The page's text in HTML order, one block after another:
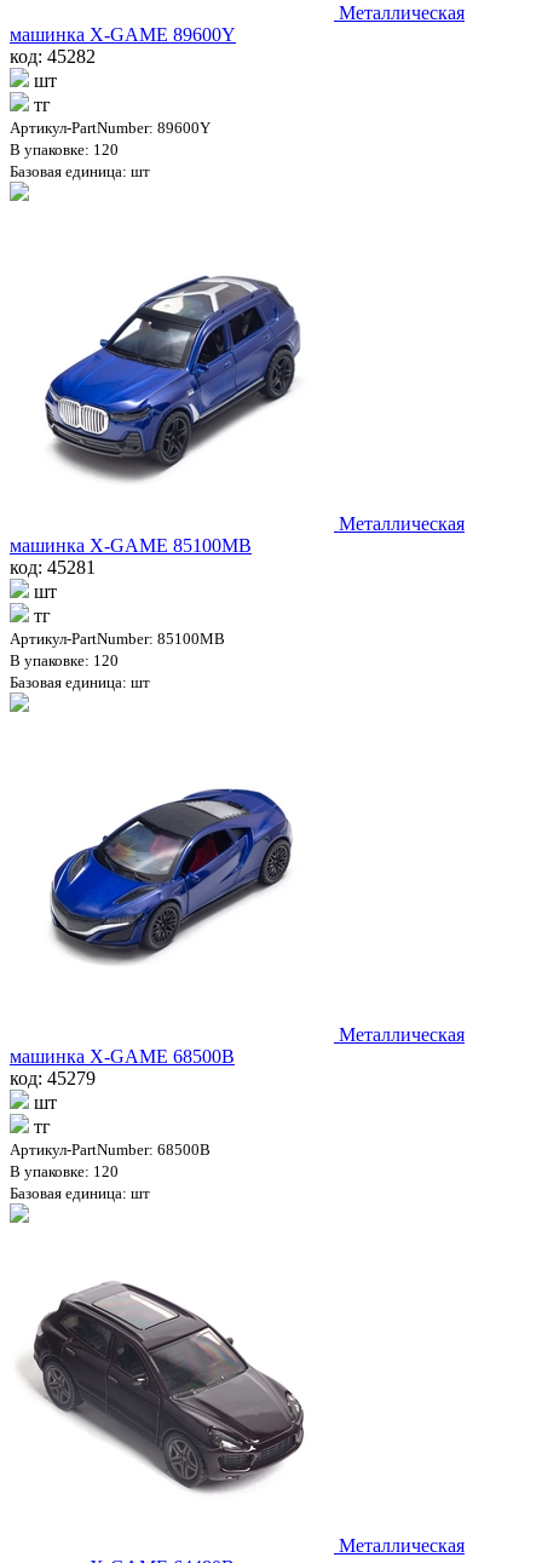
Металлическая
машинка X-GAME 89600Y
код: 45282
шт
тг
Артикул-PartNumber: 89600Y
В упаковке: 120
Базовая единица: шт
Металлическая
машинка X-GAME 85100MB
код: 45281
шт
тг
Артикул-PartNumber: 85100MB
В упаковке: 120
Базовая единица: шт
Металлическая
машинка X-GAME 68500B
код: 45279
шт
тг
Артикул-PartNumber: 68500B
В упаковке: 120
Базовая единица: шт
Металлическая